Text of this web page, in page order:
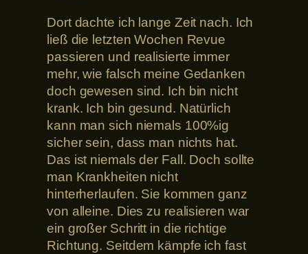
Dort dachte ich lange Zeit nach. Ich
ließ die letzten Wochen Revue
passieren und realisierte immer
mehr, wie falsch meine Gedanken
doch gewesen sind. Ich bin nicht
krank. Ich bin gesund. Natürlich
kann man sich niemals 100%ig
sicher sein, dass man nichts hat.
Das ist niemals der Fall. Doch sollte
man Krankheiten nicht
hinterherlaufen. Sie kommen ganz
von alleine. Dies zu realisieren war
ein großer Schritt in die richtige
Richtung. Seitdem kämpfe ich fast